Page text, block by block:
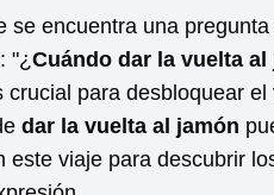
se encuentra una
"¿Cuándo dar la vuelta al
para desbloquear
dar la vuelta al jamón
este viaje para descubrir